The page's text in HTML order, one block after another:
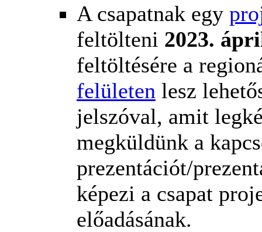
A csapatnak egy
feltölteni 2023.
feltöltésére a
felületen lesz
jelszóval, amit
megküldünk a
prezentációt/
képezi a csapat
előadásának.